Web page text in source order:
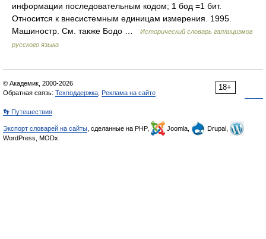
информации последовательным кодом; 1 бод =1 бит.
Относится к внесистемным единицам измерения. 1995.
Машиностр. См. также Бодо …
Исторический словарь галлицизмов
русского языка
18+
© Академик, 2000-2026
Обратная связь: Техподдержка Реклама на сайте
👣 Путешествия
Экспорт словарей на сайты , сделанные на PHP, Joomla,
Drupal,
WordPress, MODx.